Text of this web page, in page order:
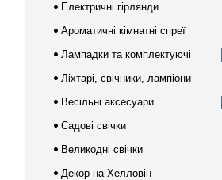
Електричні гірлянди
Ароматичні кімнатні спреї
Лампадки та комплектуючі
Ліхтарі, свічники, лампіони
Весільні аксесуари
Садові свічки
Великодні свічки
Декор на Хелловін